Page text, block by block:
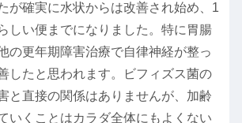
が確実に水状からは改善され始め、1
しい便までになりました。特に胃腸
の更年期障害治療で自律神経が整っ
したと思われます。ビフィズス菌の
と直接の関係はありませんが、加齢
いくことはカラダ全体にもよくない